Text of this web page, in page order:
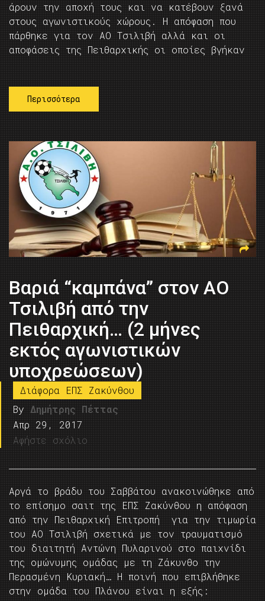
άρουν την αποχή τους και να κατέβουν ξανά
στους αγωνιστικούς χώρους. Η απόφαση που
πάρθηκε για τον ΑΟ Τσιλιβή αλλά και οι
αποφάσεις της Πειθαρχικής οι οποίες βγήκαν
Περισσότερα
Βαριά “καμπάνα” στον ΑΟ
Τσιλιβή από την
Πειθαρχική… (2 μήνες
εκτός αγωνιστικών
υποχρεώσεων)
Διάφορα ΕΠΣ Ζακύνθου
By Δημήτρης Πέττας
Απρ 29, 2017
Αφήστε σχόλιο
Αργά το βράδυ του Σαββάτου ανακοινώθηκε από
το επίσημο σαιτ της ΕΠΣ Ζακύνθου η απόφαση
από την Πειθαρχική Επιτροπή για την τιμωρία
του ΑΟ Τσιλιβή σχετικά με τον τραυματισμό
του διαιτητή Αντώνη Πυλαρινού στο παιχνίδι
της ομώνυμης ομάδας με τη Ζάκυνθο την
Περασμένη Κυριακή… Η ποινή που επιβλήθηκε
στην ομάδα του Πλάνου είναι η εξής: